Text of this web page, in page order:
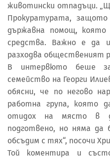
животински отпадъци.
Прокуратурата,
държавна помощ, която
средства. Важно е да
разходва общественият
В интервюто беше
семейство на Георги
обясни, че по негово
работна група, която
отидох на място в
подготвено, но няма да
обсъдим с тях“, посочи
Той коментира и